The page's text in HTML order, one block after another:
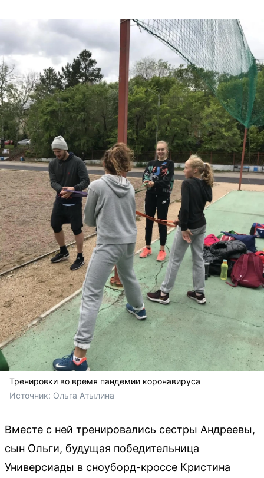
Тренировки во время пандемии коронавируса
Источник: Ольга Атылина
Вместе с ней тренировались сестры Андреевы,
сын Ольги, будущая победительница
Универсиады в сноуборд-кроссе Кристина